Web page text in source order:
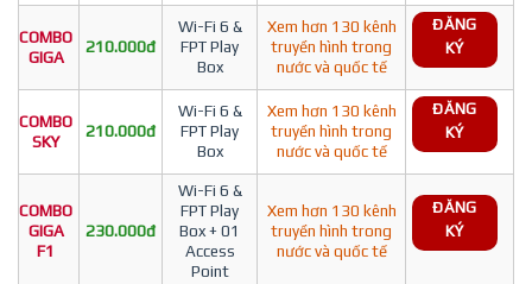
COMBO
GIGA
210.000đ
Wi-Fi 6 &
FPT Play
Box
Xem hơn 130 kênh
truyền hình trong
nước và quốc tế
ĐĂNG
KÝ
COMBO
SKY
210.000đ
Wi-Fi 6 &
FPT Play
Box
Xem hơn 130 kênh
truyền hình trong
nước và quốc tế
ĐĂNG
KÝ
COMBO
GIGA
F1
230.000đ
Wi-Fi 6 &
FPT Play
Box + 01
Access
Point
Xem hơn 130 kênh
truyền hình trong
nước và quốc tế
ĐĂNG
KÝ